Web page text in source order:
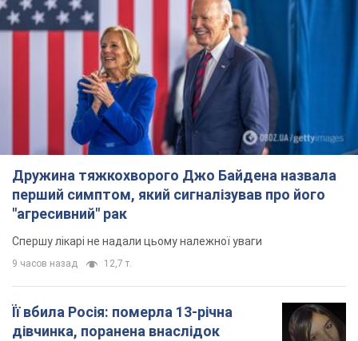
Дружина тяжкохворого Джо Байдена назвала
перший симптом, який сигналізував про його
"агресивний" рак
Спершу лікарі не надали цьому належної уваги
9 часов назад 12,7 т.
Її вбила Росія: померла 13-річна
дівчинка, поранена внаслідок